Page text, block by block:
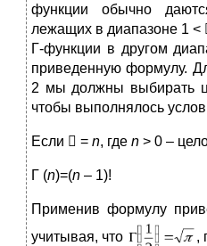
функции обычно
лежащих в диапазоне 1 <
Г-функции в другом
приведенную формулу.
2 мы должны выбирать
чтобы выполнялось
Если  = n, где n > 0 –
Г (n)=(n – 1)!
Применив формулу
учитывая, что
,